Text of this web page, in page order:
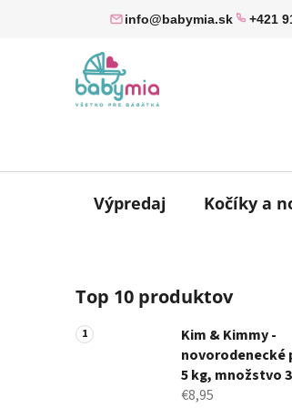
info@babymia.sk +421
Výpredaj Kočíky a
o
č
n
Top 10 produktov
Kim & Kimmy -
novorodenecké
5 kg, množstvo
€8,95